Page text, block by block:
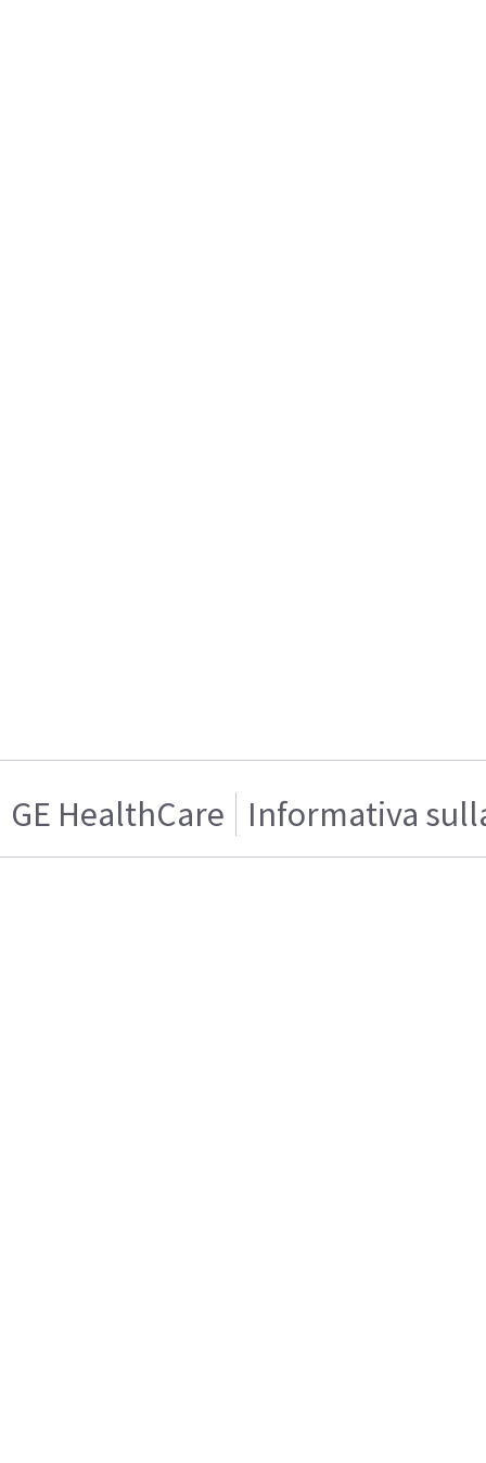
GE HealthCare Informativa